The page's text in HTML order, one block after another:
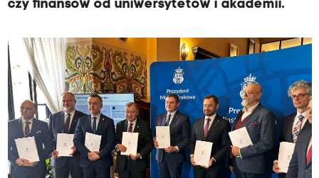
czy finansów od uniwersytetów i akademii.